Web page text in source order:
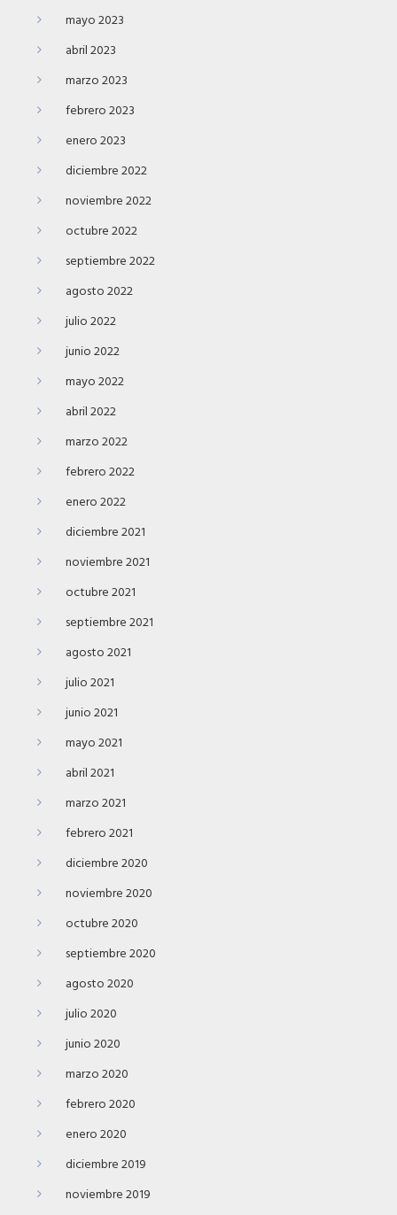
mayo 2023
abril 2023
marzo 2023
febrero 2023
enero 2023
diciembre 2022
noviembre 2022
octubre 2022
septiembre 2022
agosto 2022
julio 2022
junio 2022
mayo 2022
abril 2022
marzo 2022
febrero 2022
enero 2022
diciembre 2021
noviembre 2021
octubre 2021
septiembre 2021
agosto 2021
julio 2021
junio 2021
mayo 2021
abril 2021
marzo 2021
febrero 2021
diciembre 2020
noviembre 2020
octubre 2020
septiembre 2020
agosto 2020
julio 2020
junio 2020
marzo 2020
febrero 2020
enero 2020
diciembre 2019
noviembre 2019